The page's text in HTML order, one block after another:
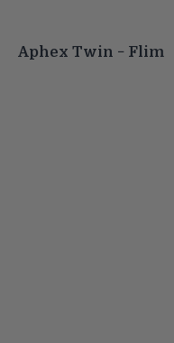
Aphex Twin − Flim